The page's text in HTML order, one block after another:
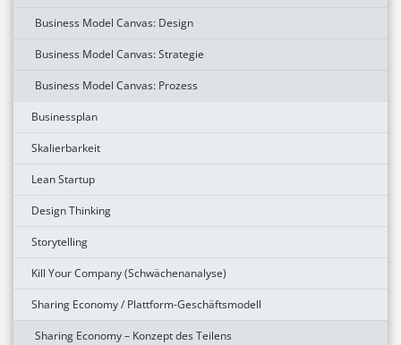
Business Model Canvas: Design
Business Model Canvas: Strategie
Business Model Canvas: Prozess
Businessplan
Skalierbarkeit
Lean Startup
Design Thinking
Storytelling
Kill Your Company (Schwächenanalyse)
Sharing Economy / Plattform-Geschäftsmodell
Sharing Economy – Konzept des Teilens